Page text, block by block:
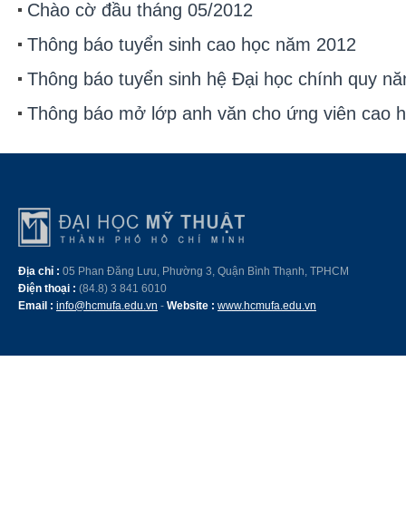
Chào cờ đầu tháng 05/2012
Thông báo tuyển sinh cao học năm 2012
Thông báo tuyển sinh hệ Đại học chính quy
Thông báo mở lớp anh văn cho ứng viên cao
Địa chỉ : 05 Phan Đăng Lưu, Phường 3, Quận Bình Thạnh, TPHCM
Điện thoại : (84.8) 3 841 6010
Email : info@hcmufa.edu.vn - Website : www.hcmufa.edu.vn